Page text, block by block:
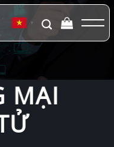
▼
MẠI